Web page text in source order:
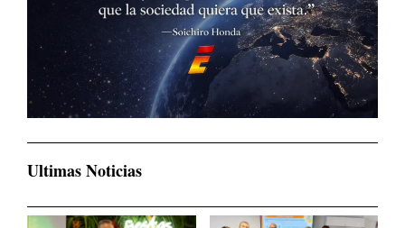
Ultimas Noticias